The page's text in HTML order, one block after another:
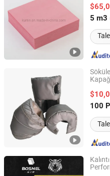
5 m3
Zhejiang, China
100
Anhui Zhongqi New
Anhui, China
Changsha Baozhinuan